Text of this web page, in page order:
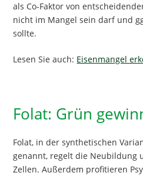
als Co-Faktor von
nicht im Mangel sein darf und
sollte.
Lesen Sie auch: Eisenmangel
Folat: Grün
Folat, in der synthetischen
genannt, regelt die Neubildung
Zellen. Außerdem profitieren